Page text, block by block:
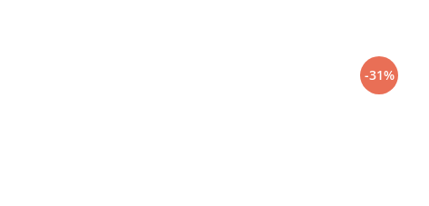
-31%